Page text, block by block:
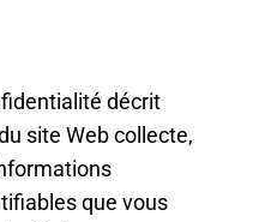
décrit
site Web collecte,
que vous